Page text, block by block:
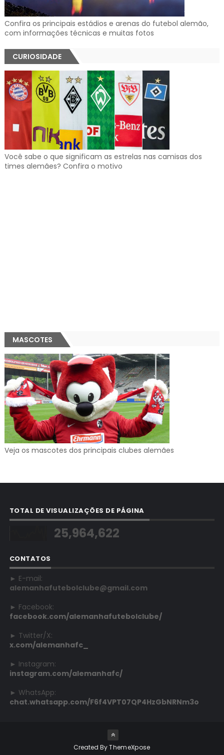
Confira os principais estádios e arenas do futebol alemão,
com informações técnicas e muitas fotos
CURIOSIDADE
Você sabe o que significam as estrelas nas camisas dos
times alemães? Confira o motivo
MASCOTES
Veja os mascotes dos principais clubes alemães
TOTAL DE VISUALIZAÇÕES DE PÁGINA
25,964,622
CONTATOS
► E-mail:
alemanhafutebolclube@gmail.com
► Facebook:
facebook.com/alemanhafutebolclube/
► Twitter/X:
x.com/alemanhafc_
► Instagram:
instagram.com/alemanhafc/
► WhatsApp:
chat.whatsapp.com/F6f4VPT07QP4HzGbNRNm3o
Created ByThemeXpose